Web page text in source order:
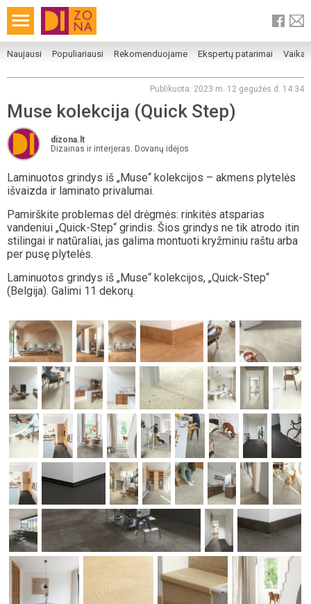
Naujausi Populiariausi Rekomenduojame Ekspertų patarimai
Publikuota: 2023 m. 12 gegužės d. 14:34
Muse kolekcija (Quick Step)
dizona.lt
Dizainas ir interjeras. Dovanų idėjos
Laminuotos grindys iš „Muse“ kolekcijos – akmens plytelės
išvaizda ir laminato privalumai.
Pamirškite problemas dėl drėgmės: rinkitės atsparias
vandeniui „Quick-Step“ grindis. Šios grindys ne tik atrodo itin
stilingai ir natūraliai, jas galima montuoti kryžminiu raštu arba
per pusę plytelės.
Laminuotos grindys iš „Muse“ kolekcijos, „Quick-Step“
(Belgija). Galimi 11 dekorų.